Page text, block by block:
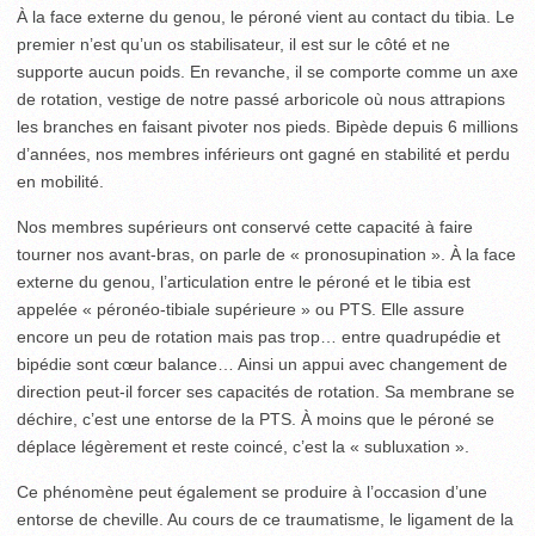
À la face externe du genou, le péroné vient au contact du tibia. Le
premier n’est qu’un os stabilisateur, il est sur le côté et ne
supporte aucun poids. En revanche, il se comporte comme un axe
de rotation, vestige de notre passé arboricole où nous attrapions
les branches en faisant pivoter nos pieds. Bipède depuis 6 millions
d’années, nos membres inférieurs ont gagné en stabilité et perdu
en mobilité.
Nos membres supérieurs ont conservé cette capacité à faire
tourner nos avant-bras, on parle de « pronosupination ». À la face
externe du genou, l’articulation entre le péroné et le tibia est
appelée « péronéo-tibiale supérieure » ou PTS. Elle assure
encore un peu de rotation mais pas trop… entre quadrupédie et
bipédie sont cœur balance… Ainsi un appui avec changement de
direction peut-il forcer ses capacités de rotation. Sa membrane se
déchire, c’est une entorse de la PTS. À moins que le péroné se
déplace légèrement et reste coincé, c’est la « subluxation ».
Ce phénomène peut également se produire à l’occasion d’une
entorse de cheville. Au cours de ce traumatisme, le ligament de la